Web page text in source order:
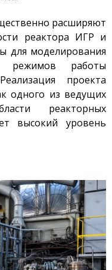
и
служба
под давлением
безопасности
расширяют
реактора ИГР и
для моделирования
режимов работы
проекта
одного из ведущих
реакторных
высокий уровень